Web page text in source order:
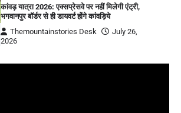
कांवड़ यात्रा 2026: एक्सप्रेसवे पर नहीं मिलेगी एंट्री,
भगवानपुर बॉर्डर से ही डायवर्ट होंगे कांवड़िये
Themountainstories Desk
July 26,
2026